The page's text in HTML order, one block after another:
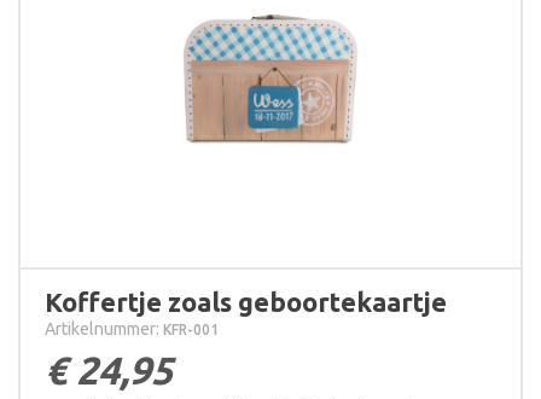
Koffertje zoals geboortekaartje
Artikelnummer: KFR-001
€24,95